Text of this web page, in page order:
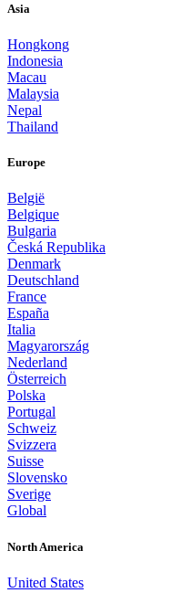
Asia
Hongkong
Indonesia
Macau
Malaysia
Nepal
Thailand
Europe
België
Belgique
Bulgaria
Česká Republika
Denmark
Deutschland
France
España
Italia
Magyarország
Nederland
Österreich
Polska
Portugal
Schweiz
Svizzera
Suisse
Slovensko
Sverige
Global
North America
United States